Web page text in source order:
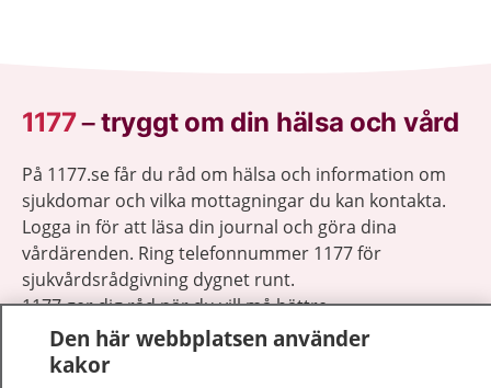
1177–tryggt om din hälsa och vård
På 1177.se får du råd om hälsa och information om
sjukdomar och vilka mottagningar du kan kontakta.
Logga in för att läsa din journal och göra dina
vårdärenden. Ring telefonnummer 1177 för
sjukvårdsrådgivning dygnet runt.
1177 ger dig råd när du vill må bättre.
Den här webbplatsen använder
kakor